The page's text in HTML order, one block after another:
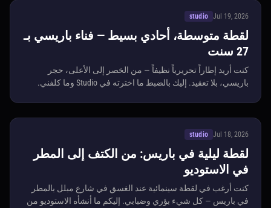
Jul 19, 2026
studio
لقطة متوسطة، أحادي بسيط — فناء باريسي بـ
27 سنت
كنت أريد إطاراً تحريرياً نظيفاً — من الخصر إلى الأعلى، حجر
باريسي، بلا تعقيد. إليك بالضبط ما اخترته في Studio وما كلفني.
Jul 18, 2026
studio
لقطة ليلية في باريس: من الكتف إلى المطر
في الاستوديو
كنت أرغب في لقطة سينمائية عند الغسق في شارع مبلل بالمطر
في باريس — كل شيء بؤري وضبابي. إليكم ما أنشأه الاستوديو من